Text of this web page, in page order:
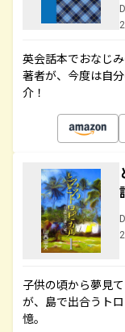
英会話本でおなじ
著者が、今度は自
介！
子供の頃から夢見
が、島で出合うト
憶。